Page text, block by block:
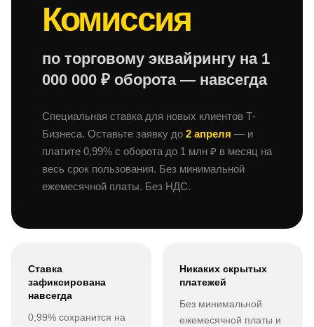
Комиссия
по торговому эквайрингу на 1
000 000 ₽ оборота — навсегда
Специальная ставка для новых клиентов Т-
Бизнеса. Оставьте заявку до 2 апреля — и
платите 0,99% с оборота до 1 млн ₽ в месяц на
весь срок пользования. Без минимальной
ежемесячной платы. Без НДС.
Ставка
зафиксирована
навсегда
0,99% сохранится на
Никаких скрытых
платежей
Без минимальной
ежемесячной платы и